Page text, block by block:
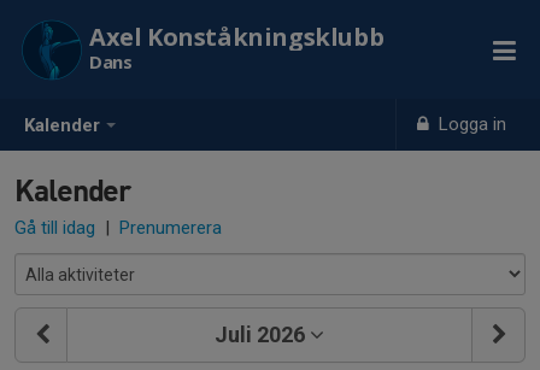
Kalender Logga in
Axel Konståkningsklubb
Dans
Kalender
Gå till idag | Prenumerera
Juli 2026